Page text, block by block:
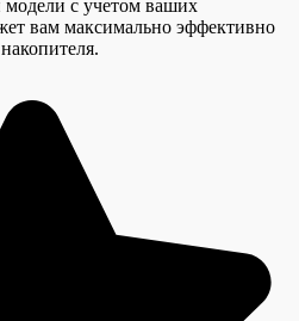
с учетом ваших
вам максимально эффективно